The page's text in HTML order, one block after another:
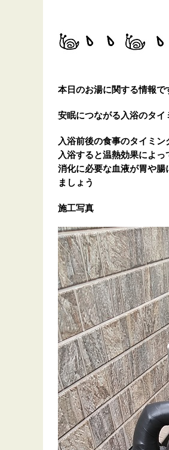
本日のお湯に関する情報で
安眠につながる入浴のタイ
入浴前後の食事のタイミン
入浴すると温熱効果によ
消化に必要な血液が胃や腸
ましょう
施工写真